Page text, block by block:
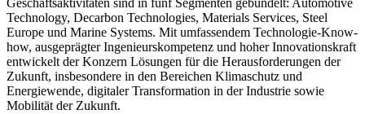
Geschäftsaktivitäten sind in fünf Segmenten gebündelt: Automotive
Technology, Decarbon Technologies, Materials Services, Steel
Europe und Marine Systems. Mit umfassendem Technologie-Know-
how, ausgeprägter Ingenieurskompetenz und hoher Innovationskraft
entwickelt der Konzern Lösungen für die Herausforderungen der
Zukunft, insbesondere in den Bereichen Klimaschutz und
Energiewende, digitaler Transformation in der Industrie sowie
Mobilität der Zukunft.